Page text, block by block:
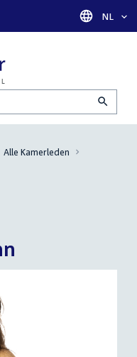
Taal
NL
Alle Kamerleden